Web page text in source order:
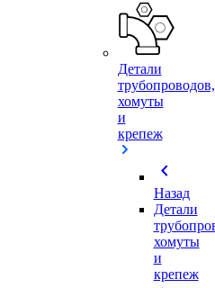
Детали
трубопроводов,
хомуты
и
крепеж
chevron_left
Назад
Детали
хомуты
и
крепеж